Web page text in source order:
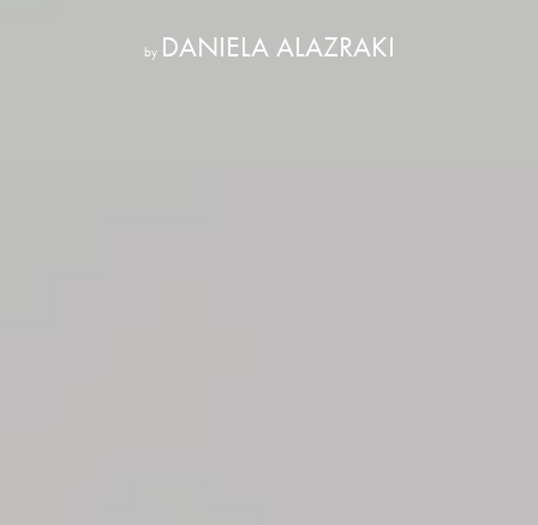
by DANIELA ALAZRAKI